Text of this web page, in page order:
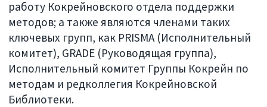
работу Кокрейновского отдела поддержки
методов; а также являются членами таких
ключевых групп, как PRISMA (Исполнительный
комитет), GRADE (Руководящая группа),
Исполнительный комитет Группы Кокрейн по
методам и редколлегия Кокрейновской
Библиотеки.